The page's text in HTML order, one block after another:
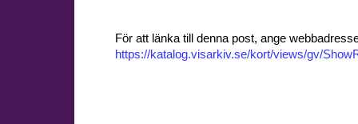
För att länka till denna post, ange
https://katalog.visarkiv.se/kort/views/gv/